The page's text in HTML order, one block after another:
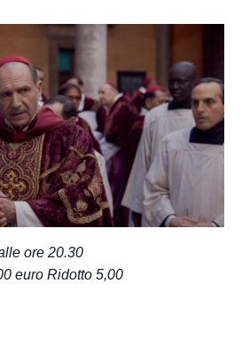
ore 20.30
euro Ridotto 5,00